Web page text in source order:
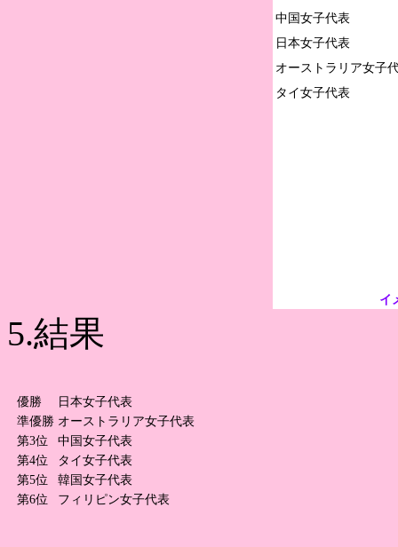
中国女子代表
日本女子代表
オーストラリア女子
イ
5.結果
優勝
日本女子代表
準優勝 オーストラリア女子代表
第3位
中国女子代表
第4位
タイ女子代表
第5位
韓国女子代表
第6位
フィリピン女子代表